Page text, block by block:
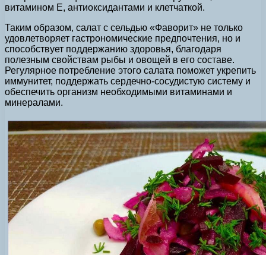
витамином Е, антиоксидантами и клетчаткой.
Таким образом, салат с сельдью «Фаворит» не только
удовлетворяет гастрономические предпочтения, но и
способствует поддержанию здоровья, благодаря
полезным свойствам рыбы и овощей в его составе.
Регулярное потребление этого салата поможет укрепить
иммунитет, поддержать сердечно-сосудистую систему и
обеспечить организм необходимыми витаминами и
минералами.